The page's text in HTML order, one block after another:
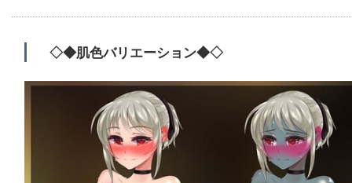
◇◆肌色バリエーション◆◇